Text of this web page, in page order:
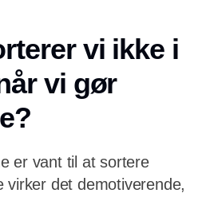
vi ikke i
vi gør
er vant til at sortere
virker det demotiverende,